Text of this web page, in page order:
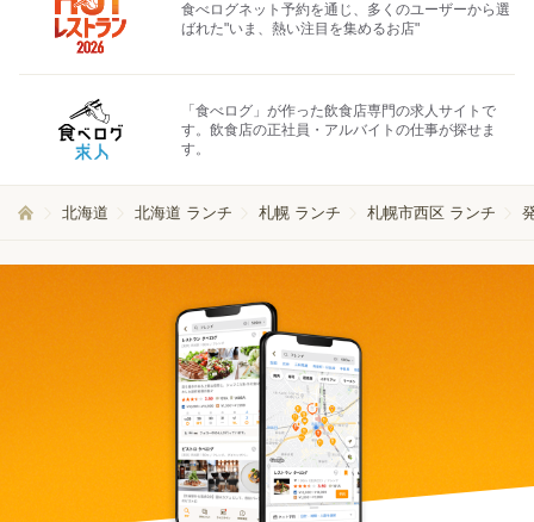
食べログネット予約を通じ、多くのユーザーから選
ばれた"いま、熱い注目を集めるお店"
「食べログ」が作った飲食店専門の求人サイトで
す。飲食店の正社員・アルバイトの仕事が探せま
す。
北海道 北海道 ランチ 札幌 ランチ 札幌市西区 ランチ